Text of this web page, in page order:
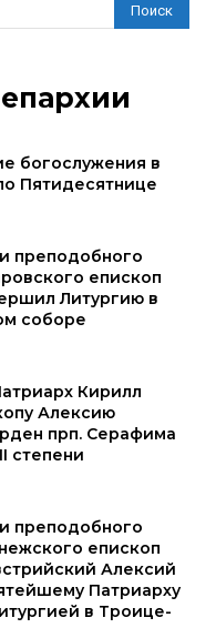
Поиск
богослужения в
Пятидесятнице
преподобного
епископ
Литургию в
соборе
Кирилл
Алексию
прп. Серафима
степени
преподобного
епископ
Алексий
Патриарху
в Троице-